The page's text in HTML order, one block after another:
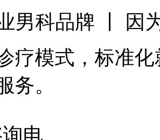
男科品牌 丨 因
疗模式，标准
务。